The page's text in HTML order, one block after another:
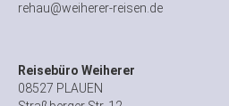
rehau@weiherer-reisen.de
Reisebüro Weiherer
08527 PLAUEN